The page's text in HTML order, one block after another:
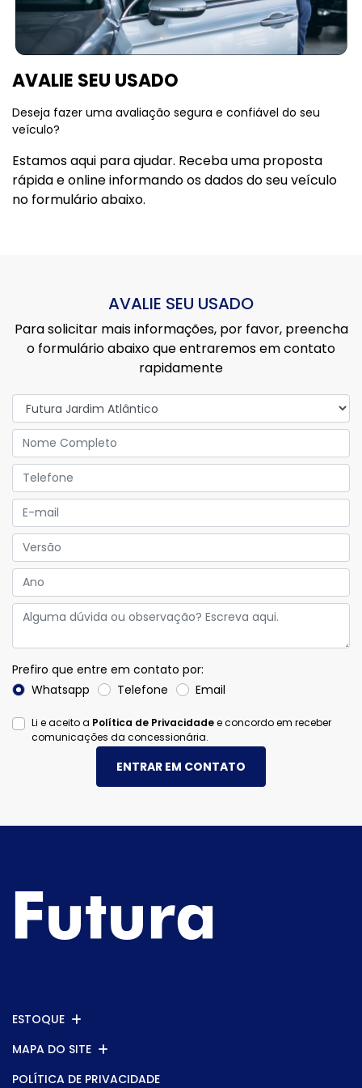
AVALIE SEU USADO
Deseja fazer uma avaliação segura e confiável do seu
veículo?
Estamos aqui para ajudar. Receba uma proposta
rápida e online informando os dados do seu veículo
no formulário abaixo.
AVALIE SEU USADO
Para solicitar mais informações, por favor, preencha
o formulário abaixo que entraremos em contato
rapidamente
Prefiro que entre em contato por:
Whatsapp
Telefone Email
Li e aceito a Política de Privacidadee concordo em receber
comunicações da concessionária.
ENTRAR EM CONTATO
ESTOQUE
MAPA DO SITE
POLÍTICA DE PRIVACIDADE